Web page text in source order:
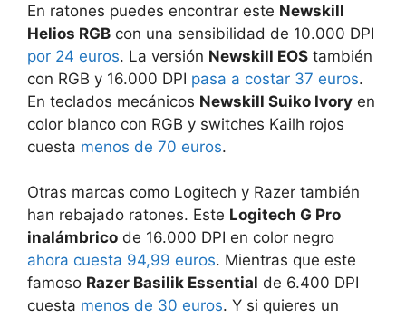
En ratones puedes encontrar este Newskill
Helios RGB con una sensibilidad de 10.000 DPI
por 24 euros. La versión Newskill EOS también
con RGB y 16.000 DPI pasa a costar 37 euros.
En teclados mecánicos Newskill Suiko Ivory en
color blanco con RGB y switches Kailh rojos
cuesta menos de 70 euros.
Otras marcas como Logitech y Razer también
han rebajado ratones. Este Logitech G Pro
inalámbrico de 16.000 DPI en color negro
ahora cuesta 94,99 euros. Mientras que este
famoso Razer Basilik Essential de 6.400 DPI
cuesta menos de 30 euros. Y si quieres un